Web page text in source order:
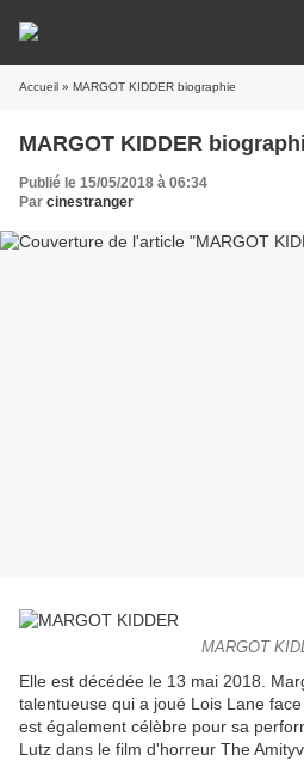
Accueil » MARGOT KIDDER biographie
MARGOT KIDDER
Publié le 15/05/2018 à 06:34
Par cinestranger
MARGOT
Elle est décédée le 13 mai 2018.
talentueuse qui a joué Lois Lane
est également célèbre pour sa
Lutz dans le film d'horreur The